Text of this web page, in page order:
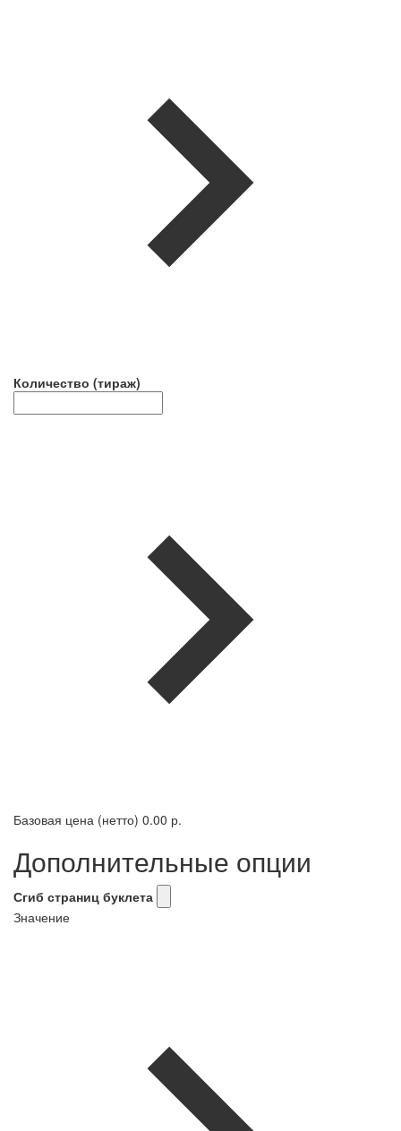
Количество (тираж)
Базовая цена (нетто) 0.00 р.
Дополнительные опции
Сгиб страниц буклета
Значение